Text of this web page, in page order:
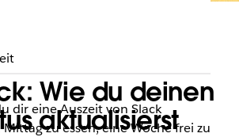
Wie du deinen
aktualisierst
dir eine Auszeit von Slack
zu essen, eine Woche frei zu